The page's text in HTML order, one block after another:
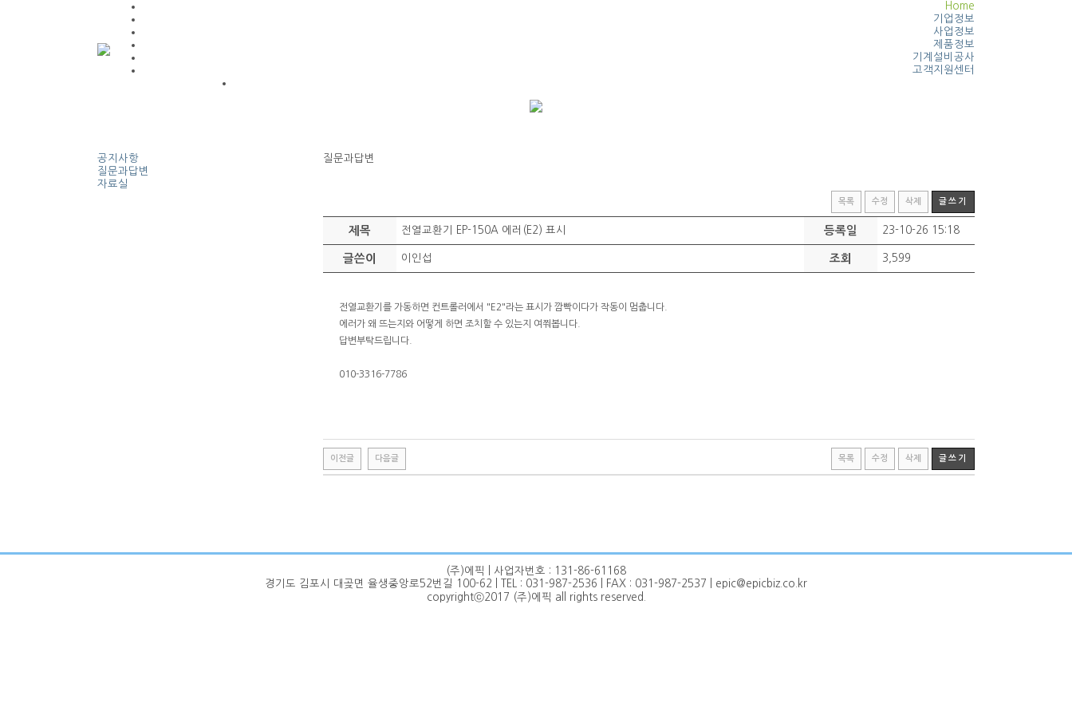
Home
기업정보
사업정보
제품정보
기계설비공사
고객지원센터
공지사항
질문과답변
자료실
질문과답변
목록 수정 삭제 글쓰기
제목 전열교환기 EP-150A 에러(E2) 표시 등록일 23-10-26 15:18
글쓴이 이인섭 조회 3,599
전열교환기를 가동하면 컨트롤러에서 "E2"라는 표시가 깜빡이다가 작동이 멈춥니다.
에러가 왜 뜨는지와 어떻게 하면 조치할 수 있는지 여쭤봅니다.
답변부탁드립니다.
010-3316-7786
이전글 다음글 목록 수정 삭제 글쓰기
(주)에픽 | 사업자번호 : 131-86-61168
경기도 김포시 대곶면 율생중앙로52번길 100-62 | TEL : 031-987-2536 | FAX : 031-987-2537 | epic@epicbiz.co.kr
copyrightⓒ2017 (주)에픽 all rights reserved.